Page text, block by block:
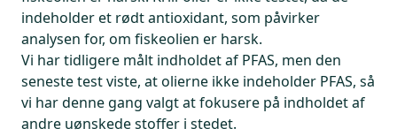
indeholder et rødt antioxidant, som påvirker
analysen for, om fiskeolien er harsk.
Vi har tidligere målt indholdet af PFAS, men den
seneste test viste, at olierne ikke indeholder PFAS, så
vi har denne gang valgt at fokusere på indholdet af
andre uønskede stoffer i stedet.